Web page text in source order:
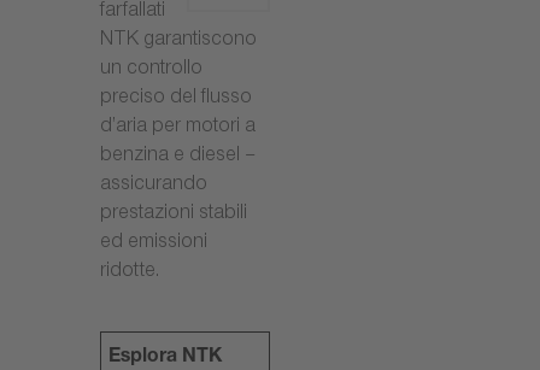
farfallati
NTK garantiscono
un controllo
preciso del flusso
d’aria per motori a
benzina e diesel –
assicurando
prestazioni stabili
ed emissioni
ridotte.
Esplora NTK